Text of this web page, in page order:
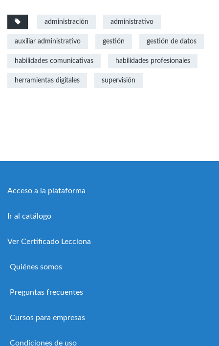
administración administrativo
auxiliar administrativo gestión gestión de datos
habilidades comunicativas habilidades profesionales
herramientas digitales supervisión
Acceso a la plataforma
Ir al catálogo
Ver Certificado Lecciona
Quiénes somos
Preguntas frecuentes
Cursos para empresas
Condiciones de uso